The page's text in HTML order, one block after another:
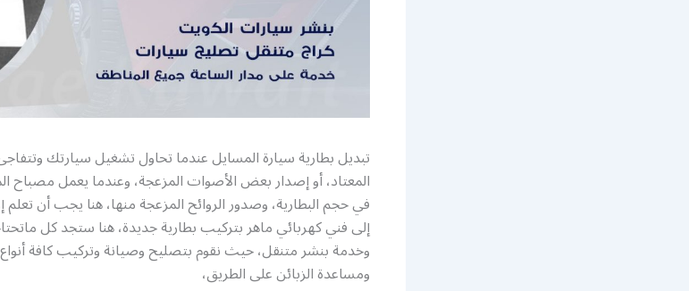
تبديل بطارية سيارة المسايل عندما تحاول تشغيل سيارتك
المعتاد، أو إصدار بعض الأصوات المزعجة، وعندما يعمل مصباح
في حجم البطارية، وصدور الروائح المزعجة منها، هنا يجب أن تعلم
إلى فني كهربائي ماهر بتركيب بطارية جديدة، هنا ستجد كل
وخدمة بنشر متنقل، حيث نقوم بتصليح وصيانة وتركيب كافة أنواع
ومساعدة الزبائن على الطريق،